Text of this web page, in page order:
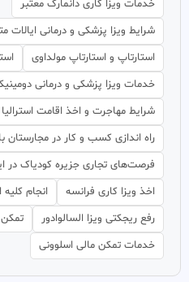
خدمات ویزا کاری دانمارک معتبر
شرایط ویزا پزشکی و درمانی ایالات
استارتاپ و استارتاپ مولداوی
خدمات ویزا پزشکی و درمانی
شرایط مهاجرت و اخذ اقامت استرالیا
راه اندازی کسب و کار در مجارستان
فرصت‌های تجاری جزیره کودیاک در
اخذ ویزا کاری فرانسه
انجام
رفع ریجکتی ویزا السالوادور
تمکن
خدمات تمکن مالی اسلوونی